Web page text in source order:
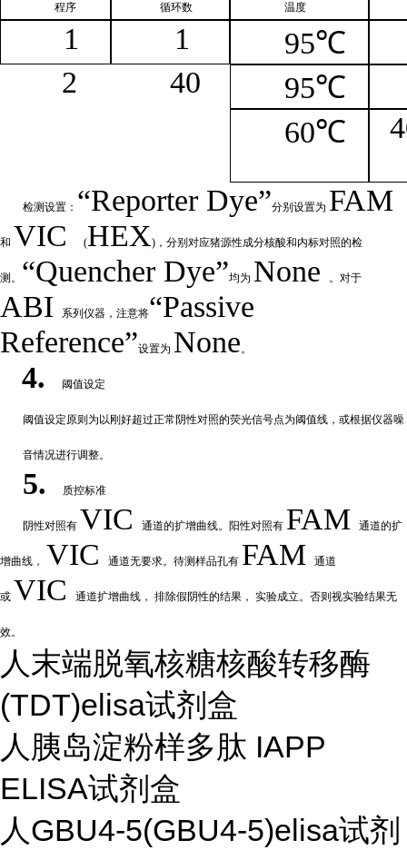
程序 循环数 温度
1 1
95℃
2
40
95℃
60℃
4
检测设置： “Reporter Dye”分别设置为 FAM
和 VIC(HEX)，分别对应猪源性成分核酸和内标对照的检
测。 “Quencher Dye”均为 None 。对于
ABI 系列仪器，注意将“Passive
Reference”设置为 None。
4. 阈值设定
阈值设定原则为以刚好超过正常阴性对照的荧光信号点为阈值线，或根据仪器噪
音情况进行调整。
5. 质控标准
阴性对照有 VIC通道的扩增曲线。阳性对照有 FAM通道的扩
增曲线， VIC通道无要求。待测样品孔有 FAM通道
或 VIC 通道扩增曲线， 排除假阴性的结果， 实验成立。否则视实验结果无
效。
人末端脱氧核糖核酸转移酶
(TDT)elisa试剂盒
人胰岛淀粉样多肽 IAPP
ELISA试剂盒
人GBU4-5(GBU4-5)elisa试剂